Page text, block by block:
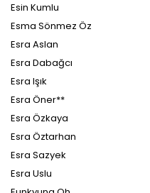
Esin Kumlu
Esma Sönmez Öz
Esra Aslan
Esra Dabağcı
Esra Işık
Esra Öner**
Esra Özkaya
Esra Öztarhan
Esra Sazyek
Esra Uslu